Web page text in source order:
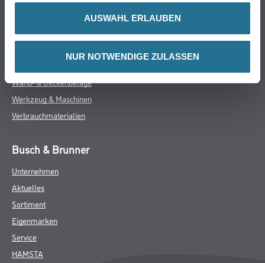
AUSWAHL ERLAUBEN
NUR NOTWENDIGE ZULASSEN
Trockenbau
Wand- & Deckenbeläge
Werkzeug & Maschinen
Verbrauchmaterialien
Busch & Brunner
Unternehmen
Aktuelles
Sortiment
Eigenmarken
Service
HAMSTA